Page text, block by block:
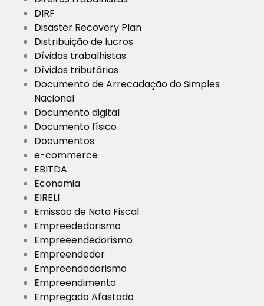
DIRF
Disaster Recovery Plan
Distribuição de lucros
Dívidas trabalhistas
Dívidas tributárias
Documento de Arrecadação do Simples
Nacional
Documento digital
Documento físico
Documentos
e-commerce
EBITDA
Economia
EIRELI
Emissão de Nota Fiscal
Empreededorismo
Empreeendedorismo
Empreendedor
Empreendedorismo
Empreendimento
Empregado Afastado